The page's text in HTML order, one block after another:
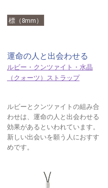
標（8mm）
運命の人と出会わせる
ルビー・クンツァイト・水晶
（クォーツ）ストラップ
ルビーとクンツァイトの組み合
わせは、運命の人と出会わせる
効果があるといわれています。
新しい出会いを願う人におすす
めです。